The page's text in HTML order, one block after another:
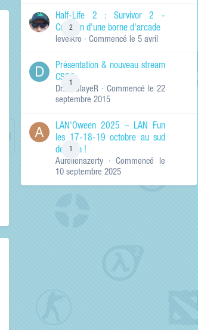
RECHERCHER LES
Titres et corps
Titres des
uniquement
2
Half-Life 2 : Survivor 2 -
Création d'une borne d'arcade
levelkro · Commencé le 5 avril
1
Présentation & nouveau stream
CSGO
Dr.KinSlayeR · Commencé le 22
septembre 2015
1
LAN'Oween 2025 – LAN Fun
les 17-18-19 octobre au sud
de Lyon !
Aurelienazerty · Commencé le
10 septembre 2025